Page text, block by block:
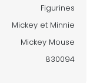
Figurines
Mickey et Minnie
Mickey Mouse
830094